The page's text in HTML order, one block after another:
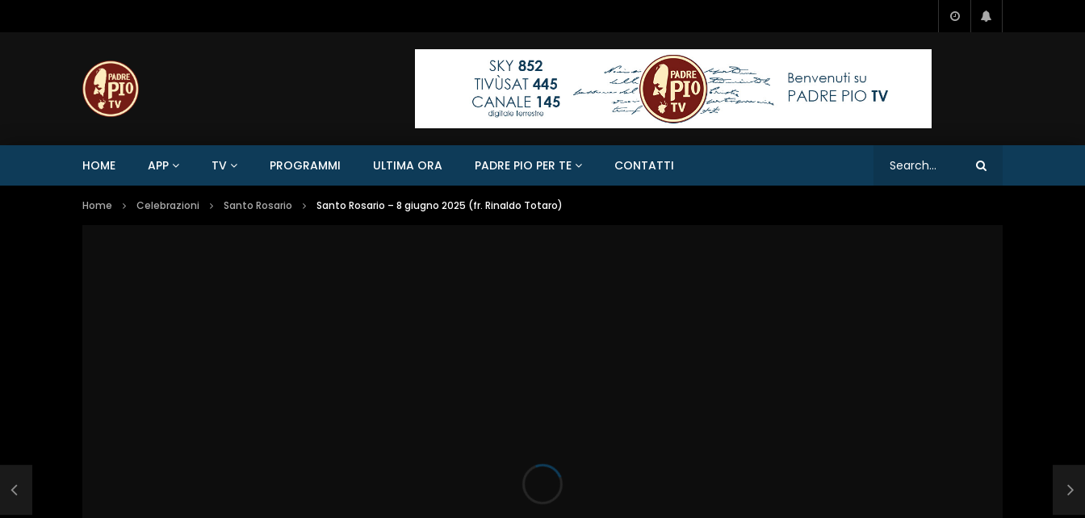
HOME APP TV PROGRAMMI ULTIMA ORA PADRE PIO PER TE CONTATTI
Home Celebrazioni Santo Rosario Santo Rosario – 8 giugno 2025 (fr. Rinaldo Totaro)